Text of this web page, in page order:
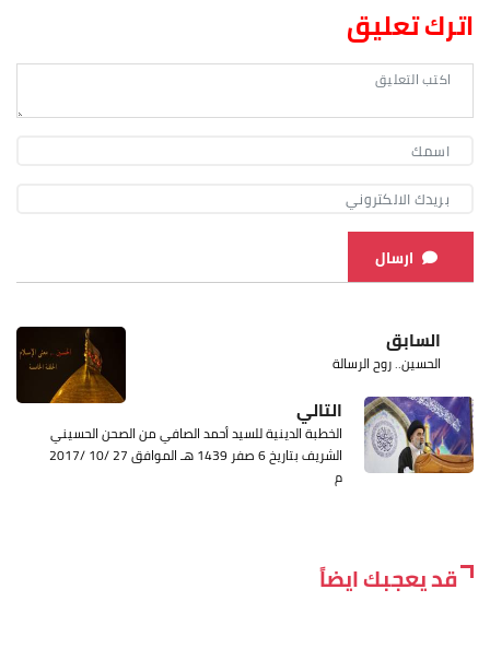
اترك تعليق
ارسال
السابق
الحسين.. روح الرسالة
التالي
الخطبة الدينية للسيد أحمد الصافي من الصحن الحسيني
الشريف بتاريخ 6 صفر 1439 هـ الموافق 27 /10 /2017
م
قد يعجبك ايضاً